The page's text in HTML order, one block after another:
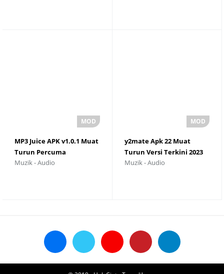
MP3 Juice APK v1.0.1 Muat
Turun Percuma
Muzik - Audio
y2mate Apk 22 Muat
Turun Versi Terkini 2023
Muzik - Audio